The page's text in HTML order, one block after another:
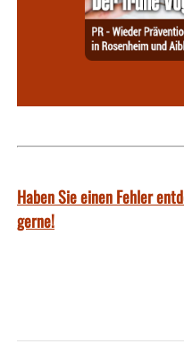
Haben Sie einen Fehler
gerne!